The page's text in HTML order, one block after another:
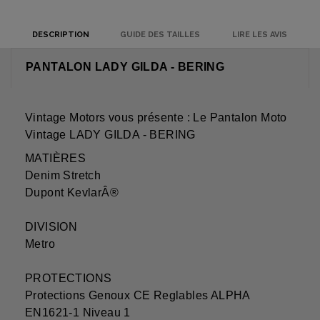
DESCRIPTION GUIDE DES TAILLES LIRE LES AVIS
PANTALON LADY GILDA - BERING
Vintage Motors vous présente : Le Pantalon Moto
Vintage LADY GILDA - BERING
MATIÈRES
Denim Stretch
Dupont KevlarÂ®
DIVISION
Metro
PROTECTIONS
Protections Genoux CE Reglables ALPHA
EN1621-1 Niveau 1